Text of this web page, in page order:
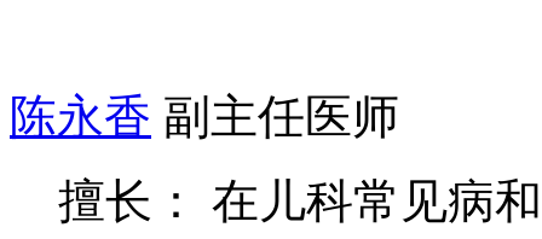
陈永香 副主任医师
擅长： 在儿科常见病